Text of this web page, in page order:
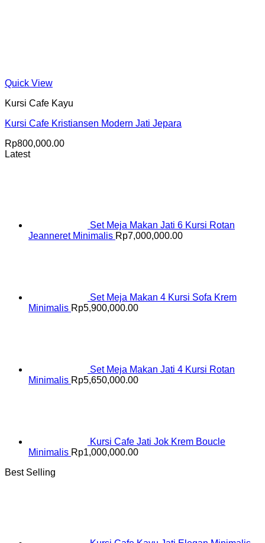
Quick View
Kursi Cafe Kayu
Kursi Cafe Kristiansen Modern Jati Jepara
Rp800,000.00
Latest
Set Meja Makan Jati 6 Kursi Rotan
Jeanneret Minimalis Rp7,000,000.00
Set Meja Makan 4 Kursi Sofa Krem
Minimalis Rp5,900,000.00
Set Meja Makan Jati 4 Kursi Rotan
Minimalis Rp5,650,000.00
Kursi Cafe Jati Jok Krem Boucle
Minimalis Rp1,000,000.00
Best Selling